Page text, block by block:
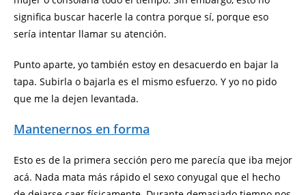
significa buscar hacerle la contra porque sí, porque eso
sería intentar llamar su atención.
Punto aparte, yo también estoy en desacuerdo en bajar la
tapa. Subirla o bajarla es el mismo esfuerzo. Y yo no pido
que me la dejen levantada.
Mantenernos en forma
Esto es de la primera sección pero me parecía que iba mejor
acá. Nada mata más rápido el sexo conyugal que el hecho